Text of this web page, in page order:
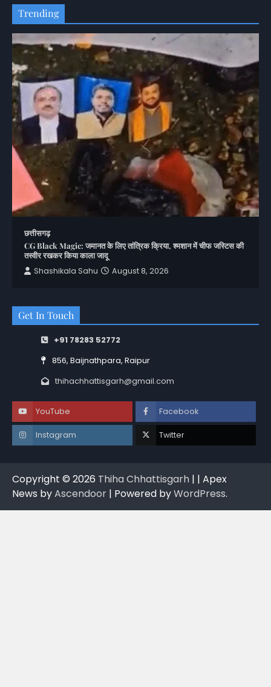
Trending
छत्तीसगढ़
CG Black Magic: जमानत के लिए तांत्रिक क्रिया, श्मशान में चीफ जस्टिस की
तस्वीर रखकर किया काला जादू
Shashikala Sahu
August 8, 2026
Get In Touch
+91 78283 52772
856, Baijnathpara, Raipur
thihachhattisgarh@gmail.com
YouTube Facebook
Instagram Twitter
Copyright © 2026 Thiha Chhattisgarh | | Apex
News byAscendoor | Powered byWordPress.